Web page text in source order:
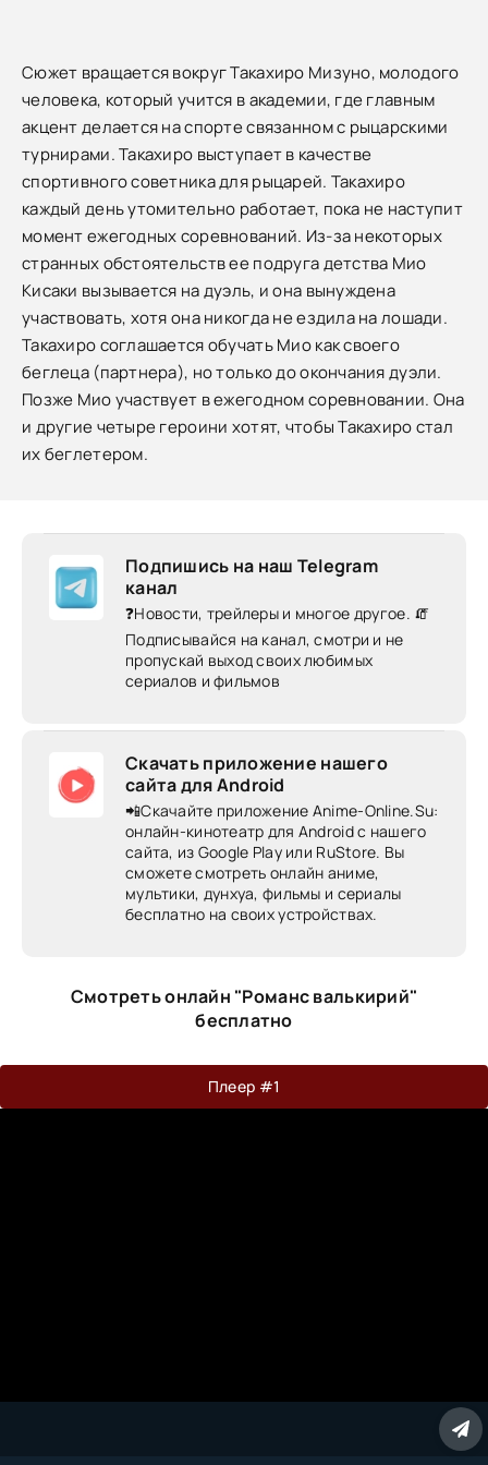
Сюжет вращается вокруг Такахиро Мизуно, молодого
человека, который учится в академии, где главным
акцент делается на спорте связанном с рыцарскими
турнирами. Такахиро выступает в качестве
спортивного советника для рыцарей. Такахиро
каждый день утомительно работает, пока не наступит
момент ежегодных соревнований. Из-за некоторых
странных обстоятельств ее подруга детства Мио
Кисаки вызывается на дуэль, и она вынуждена
участвовать, хотя она никогда не ездила на лошади.
Такахиро соглашается обучать Мио как своего
беглеца (партнера), но только до окончания дуэли.
Позже Мио участвует в ежегодном соревновании. Она
и другие четыре героини хотят, чтобы Такахиро стал
их беглетером.
Подпишись на наш Telegram
канал
❓Новости, трейлеры и многое другое. 🧯
Подписывайся на канал, смотри и не
пропускай выход своих любимых
сериалов и фильмов
Скачать приложение нашего
сайта для Android
📲Скачайте приложение Anime-Online.Su:
онлайн-кинотеатр для Android c нашего
сайта, из Google Play или RuStore. Вы
сможете смотреть онлайн аниме,
мультики, дунхуа, фильмы и сериалы
бесплатно на своих устройствах.
Смотреть онлайн "Романс валькирий"
бесплатно
Плеер #1